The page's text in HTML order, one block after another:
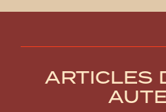
ARTICLES